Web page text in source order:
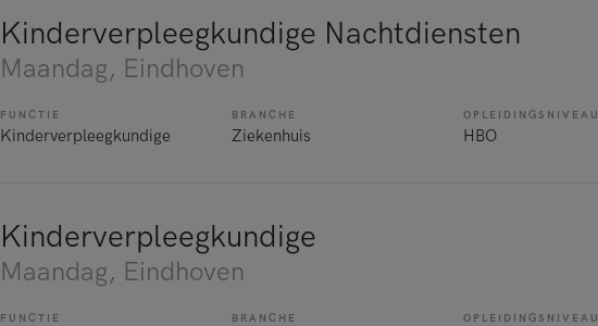
Kinderverpleegkundige Nachtdiensten
Maandag, Eindhoven
FUNCTIE
Kinderverpleegkundige
BRANCHE
Ziekenhuis
OPLEIDINGSNIVEAU
HBO
Kinderverpleegkundige
Maandag, Eindhoven
FUNCTIE BRANCHE OPLEIDINGSNIVEAU